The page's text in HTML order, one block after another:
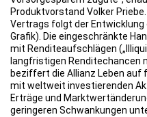
Produktvorstand Volker
Vertrags folgt der
Grafik). Die eingeschränkte
mit Renditeaufschlägen
langfristigen Renditechancen
beziffert die Allianz Leben auf
mit weltweit investierenden
Erträge und
geringeren Schwankungen